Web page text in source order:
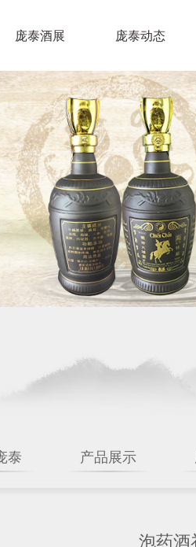
庞泰酒展 庞泰动态
泰 产品展示
泡药酒